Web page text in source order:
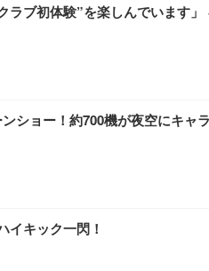
ラブ初体験”を楽しんでいます
ショー！約700機が夜空にキャ
イキック一閃！